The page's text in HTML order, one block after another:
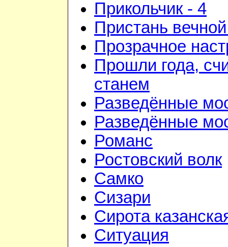
Прикольчик - 4
Пристань вечной
Прозрачное
Прошли года,
станем
Разведённые
Разведённые
Романс
Ростовский волк
Самко
Сизари
Сирота
Ситуация